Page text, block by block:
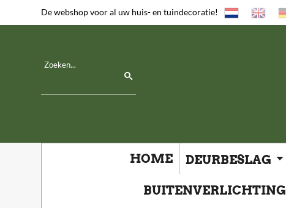
De webshop voor al uw huis- en tuindecoratie!
HOME DEURBESLAG
BUITENVERLICHTING